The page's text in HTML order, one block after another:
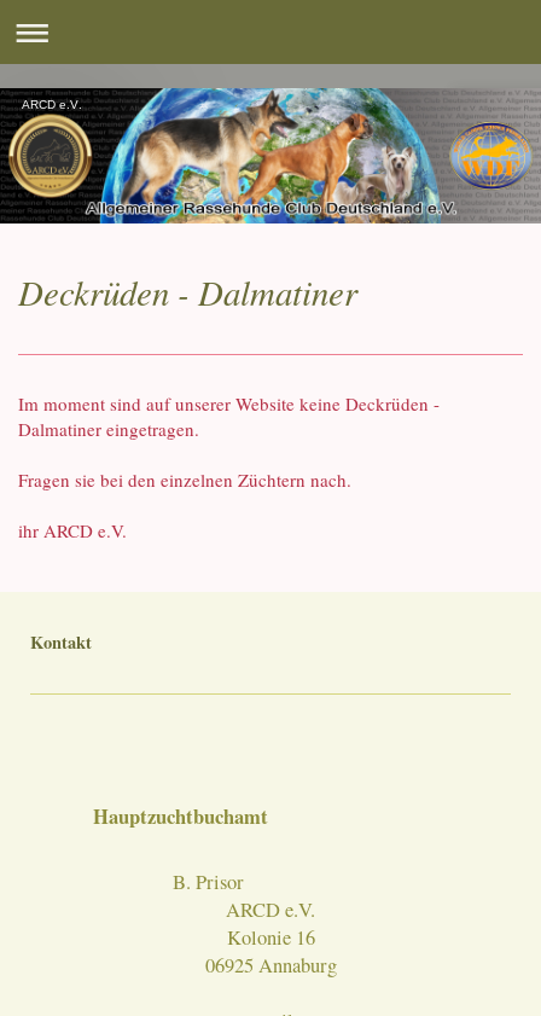
ARCD e.V.
Deckrüden - Dalmatiner
Im moment sind auf unserer Website keine Deckrüden -
Dalmatiner eingetragen.
Fragen sie bei den einzelnen Züchtern nach.
ihr ARCD e.V.
Kontakt
Hauptzuchtbuchamt
B. Prisor
ARCD e.V.
Kolonie 16
06925 Annaburg